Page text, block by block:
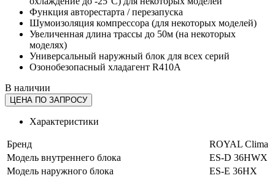
Функция авторестарта / перезапуска
Шумоизоляция компрессора (для некоторых моделей)
Увеличенная длина трассы до 50м (на некоторых
моделях)
Универсальный наружный блок для всех серий
Озонобезопасный хладагент R410A
В наличии
ЦЕНА ПО ЗАПРОСУ
Характеристики
Бренд
ROYAL Clima
Модель внутреннего блока
ES-D 36HWX
Модель наружного блока
ES-E 36HX